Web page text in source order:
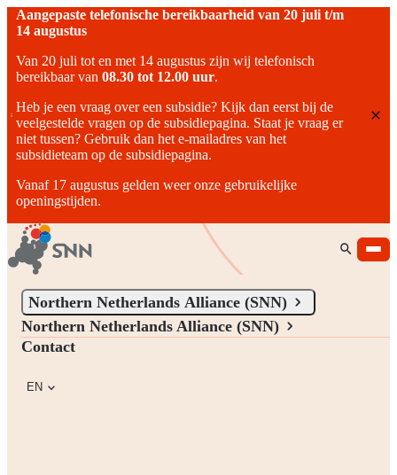
Aangepaste telefonische bereikbaarheid van 20 juli t/m
14 augustus
Van 20 juli tot en met 14 augustus zijn wij telefonisch
bereikbaar van08.30 tot 12.00 uur.
Heb je een vraag over een subsidie? Kijk dan eerst bij de
veelgestelde vragen op de subsidiepagina. Staat je vraag er
niet tussen? Gebruik dan het e-mailadres van het
subsidieteam op de subsidiepagina.
Vanaf 17 augustus gelden weer onze gebruikelijke
openingstijden.
Northern Netherlands Alliance (SNN)
Northern Netherlands Alliance (SNN)
Contact
EN
Northern Netherlands Alliance (SNN)
We stimulate, facilitate, and connect people, ideas, and ambitions
that contribute to the development of Northern Netherlands.